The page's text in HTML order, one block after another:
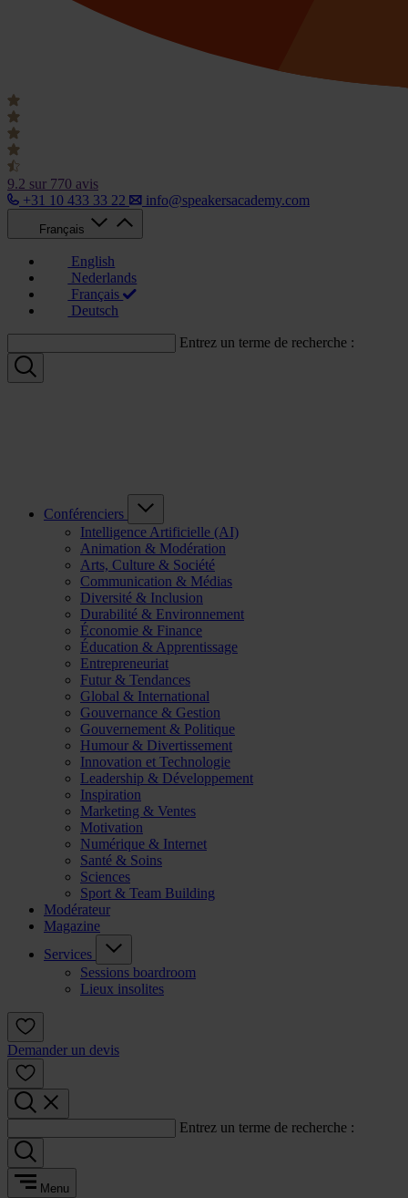
9.2 sur 770 avis
+31 10 433 33 22
info@speakersacademy.com
Français
English
Nederlands
Français
Deutsch
Entrez un terme de recherche :
Conférenciers
Intelligence Artificielle (AI)
Animation & Modération
Arts, Culture & Société
Communication & Médias
Diversité & Inclusion
Durabilité & Environnement
Économie & Finance
Éducation & Apprentissage
Entrepreneuriat
Futur & Tendances
Global & International
Gouvernance & Gestion
Gouvernement & Politique
Humour & Divertissement
Innovation et Technologie
Leadership & Développement
Inspiration
Marketing & Ventes
Motivation
Numérique & Internet
Santé & Soins
Sciences
Sport & Team Building
Modérateur
Magazine
Services
Sessions boardroom
Lieux insolites
Demander un devis
Entrez un terme de recherche :
Menu